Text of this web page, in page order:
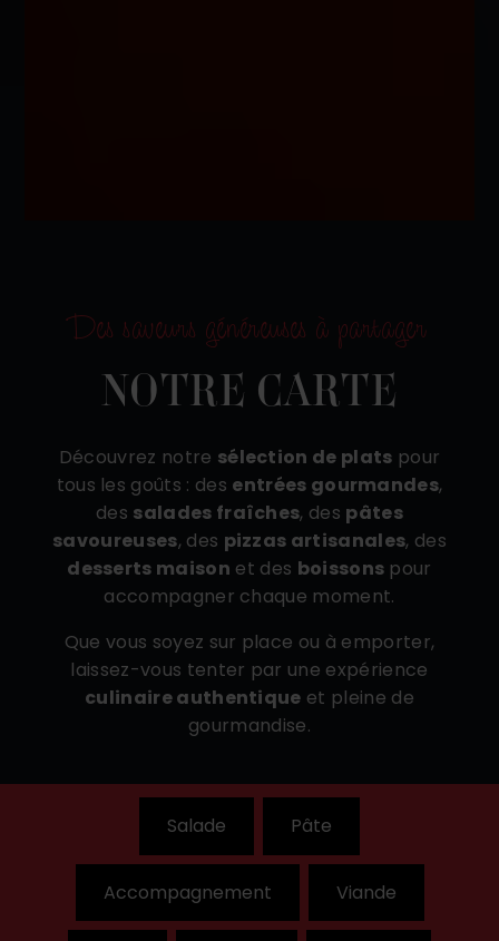
Des saveurs généreuses à partager
NOTRE CARTE
Découvrez notre sélection de plats pour
tous les goûts : des entrées gourmandes,
des salades fraîches, des pâtes
savoureuses, des pizzas artisanales, des
desserts maison et des boissons pour
accompagner chaque moment.
Que vous soyez sur place ou à emporter,
laissez-vous tenter par une expérience
culinaire authentique et pleine de
gourmandise.
Salade Pâte
Accompagnement Viande